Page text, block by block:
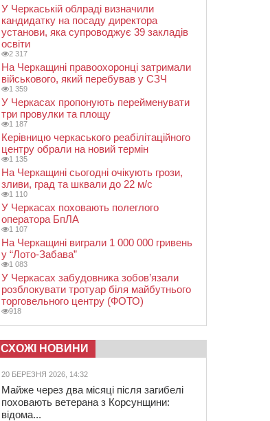
У Черкаській облраді визначили
кандидатку на посаду директора
установи, яка супроводжує 39 закладів
освіти
2 317
На Черкащині правоохоронці затримали
військового, який перебував у СЗЧ
1 359
У Черкасах пропонують перейменувати
три провулки та площу
1 187
Керівницю черкаського реабілітаційного
центру обрали на новий термін
1 135
На Черкащині сьогодні очікують грози,
зливи, град та шквали до 22 м/с
1 110
У Черкасах поховають полеглого
оператора БпЛА
1 107
На Черкащині виграли 1 000 000 гривень
у “Лото-Забава”
1 083
У Черкасах забудовника зобов’язали
розблокувати тротуар біля майбутнього
торговельного центру (ФОТО)
918
СХОЖІ НОВИНИ
20 БЕРЕЗНЯ 2026, 14:32
Майже через два місяці після загибелі
поховають ветерана з Корсунщини:
відома...